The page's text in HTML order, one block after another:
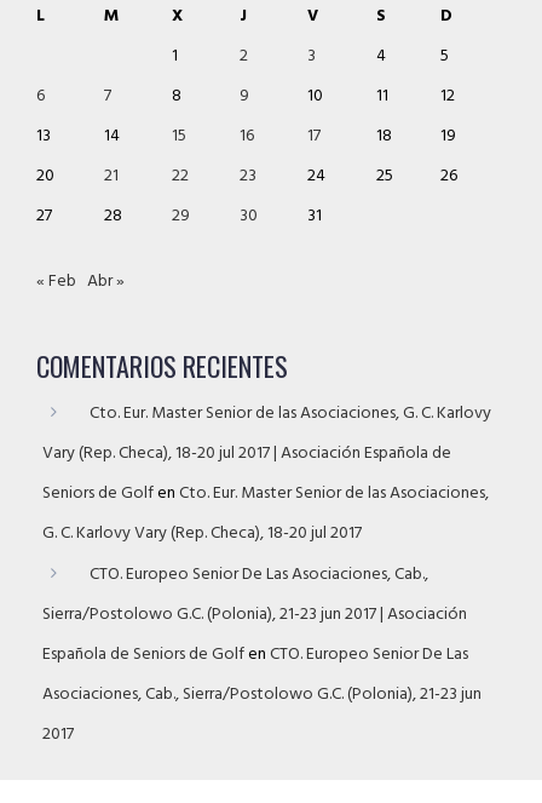
L
M X J V S
D
1
2 3 4
5
6
7 8 9 10 11
12
13
14 15 16 17 18
19
20
21 22 23 24 25
26
27
28 29 30 31
« Feb Abr »
COMENTARIOS RECIENTES
Cto. Eur. Master Senior de las Asociaciones, G. C. Karlovy
Vary (Rep. Checa), 18-20 jul 2017 | Asociación Española de
Seniors de GolfenCto. Eur. Master Senior de las Asociaciones,
G. C. Karlovy Vary (Rep. Checa), 18-20 jul 2017
CTO. Europeo Senior De Las Asociaciones, Cab.,
Sierra/Postolowo G.C. (Polonia), 21-23 jun 2017 | Asociación
Española de Seniors de GolfenCTO. Europeo Senior De Las
Asociaciones, Cab., Sierra/Postolowo G.C. (Polonia), 21-23 jun
2017